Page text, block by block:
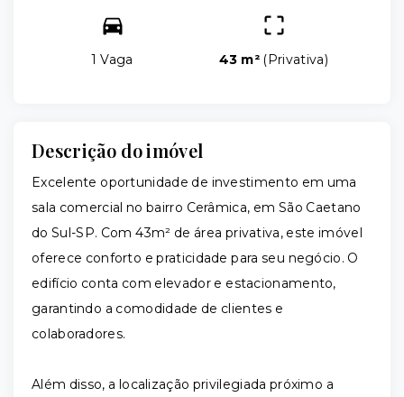
1 Vaga 43 m² ( Privativa)
Descrição do imóvel
Excelente oportunidade de investimento em uma
sala comercial no bairro Cerâmica, em São Caetano
do Sul-SP. Com 43m² de área privativa, este imóvel
oferece conforto e praticidade para seu negócio. O
edifício conta com elevador e estacionamento,
garantindo a comodidade de clientes e
colaboradores.
Além disso, a localização privilegiada próximo a